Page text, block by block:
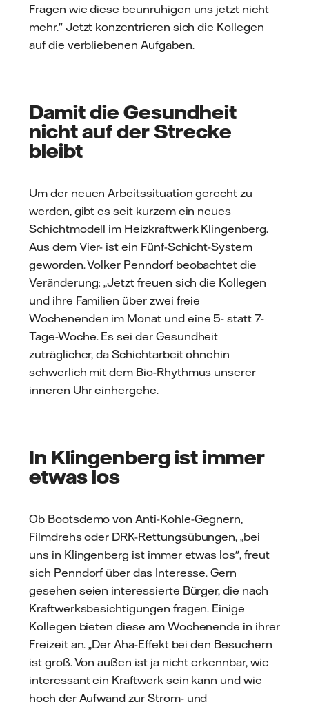
Fragen wie diese beunruhigen uns jetzt nicht
mehr." Jetzt konzentrieren sich die Kollegen
auf die verbliebenen Aufgaben.
Damit die Gesundheit
nicht auf der Strecke
bleibt
Um der neuen Arbeitssituation gerecht zu
werden, gibt es seit kurzem ein neues
Schichtmodell im Heizkraftwerk Klingenberg.
Aus dem Vier- ist ein Fünf-Schicht-System
geworden. Volker Penndorf beobachtet die
Veränderung: „Jetzt freuen sich die Kollegen
und ihre Familien über zwei freie
Wochenenden im Monat und eine 5- statt 7-
Tage-Woche. Es sei der Gesundheit
zuträglicher, da Schichtarbeit ohnehin
schwerlich mit dem Bio-Rhythmus unserer
inneren Uhr einhergehe.
In Klingenberg ist immer
etwas los
Ob Bootsdemo von Anti-Kohle-Gegnern,
Filmdrehs oder DRK-Rettungsübungen, „bei
uns in Klingenberg ist immer etwas los", freut
sich Penndorf über das Interesse. Gern
gesehen seien interessierte Bürger, die nach
Kraftwerksbesichtigungen fragen. Einige
Kollegen bieten diese am Wochenende in ihrer
Freizeit an. „Der Aha-Effekt bei den Besuchern
ist groß. Von außen ist ja nicht erkennbar, wie
interessant ein Kraftwerk sein kann und wie
hoch der Aufwand zur Strom- und